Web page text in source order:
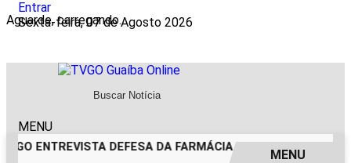
Aguarde, carregando...
Entrar
Sexta-feira, 07 de Agosto 2026
MENU
ENTREVISTA DEFESA DA FARMÁCIA INVESTIGADA EM
MENU